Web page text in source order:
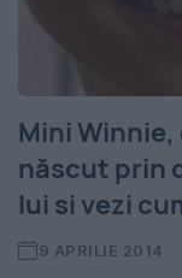
Mini
născut prin
lui si vezi
9 APRILIE 2014